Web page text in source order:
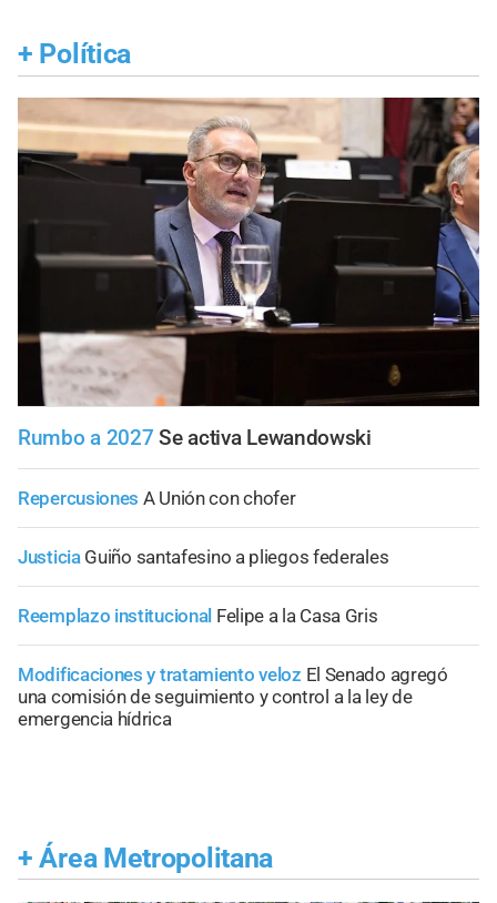
+ Política
Rumbo a 2027 Se activa Lewandowski
Repercusiones A Unión con chofer
Justicia Guiño santafesino a pliegos federales
Reemplazo institucional Felipe a la Casa Gris
Modificaciones y tratamiento veloz El Senado agregó
una comisión de seguimiento y control a la ley de
emergencia hídrica
+ Área Metropolitana